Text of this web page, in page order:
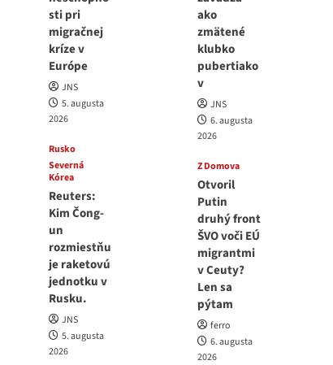
sti pri
migračnej
kríze v
Európe
JNS
5. augusta
2026
Rusko
Severná
Kórea
Reuters:
Kim Čong-
un
rozmiestňu
je raketovú
jednotku v
Rusku.
JNS
5. augusta
2026
ako
zmätené
klubko
pubertiako
v
JNS
6. augusta
2026
Z Domova
Otvoril
Putin
druhý front
ŠVO voči EÚ
migrantmi
v Ceuty?
Len sa
pýtam
ferro
6. augusta
2026